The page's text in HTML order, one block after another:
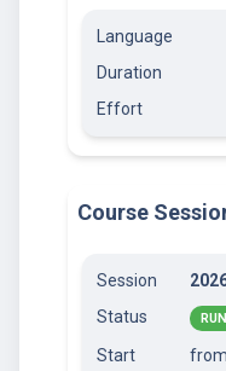
Language
Duration
Effort
Course
Session
Status
Start